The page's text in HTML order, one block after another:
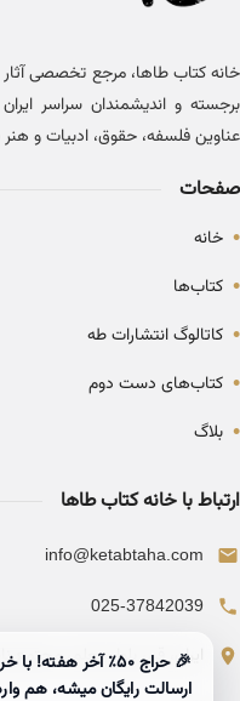
برجسته و اندیشمندان سراسر
عناوین فلسفه، حقوق، ادبیات و
صفحات
• خانه
• کتاب‌ها
• کاتالوگ انتشارات طه
• کتاب‌های دست دوم
• بلاگ
ارتباط با خانه کتاب طاها
info@ketabtaha.com
025-37842039
ایران، قم، بلوار معلم، مجتمع